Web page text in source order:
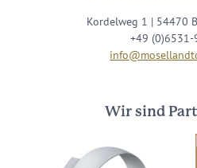
Kordelweg 1 | 54470
+49 (0)6531-
Wir sind